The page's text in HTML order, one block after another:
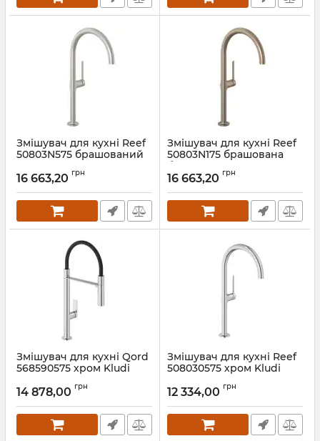
Змішувач для кухні Reef
50803N575 брашований
Артикул:50803N575
16 663,20 грн
Змішувач для кухні Reef
50803N175 брашована
бронза Kludi
Артикул:50803N175
16 663,20 грн
Змішувач для кухні Qord
568590575 хром Kludi
14 878,00 грн
Змішувач для кухні Reef
508030575 хром Kludi
12 334,00 грн